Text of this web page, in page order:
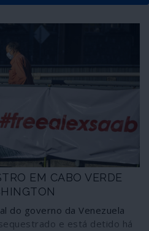
EM CABO VERDE
do governo da Venezuela
e está detido há